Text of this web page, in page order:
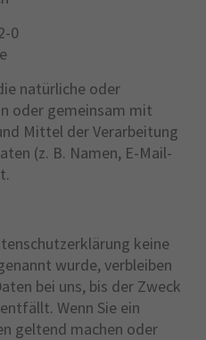
0
natürliche oder
oder gemeinsam mit
Mittel der Verarbeitung
(z. B. Namen, E-Mail-
keine
wurde, verbleiben
bei uns, bis der Zweck
Wenn Sie ein
geltend machen oder